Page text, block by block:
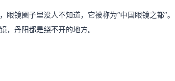
眼镜圈子里没人不知道，它被称为“中国眼镜之都”
，丹阳都是绕不开的地方。